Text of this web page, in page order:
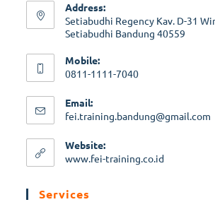
Address:
Setiabudhi Regency Kav. D-31
Setiabudhi Bandung 40559
Mobile:
0811-1111-7040
Email:
fei.training.bandung@gmail.com
Website:
www.fei-training.co.id
Services